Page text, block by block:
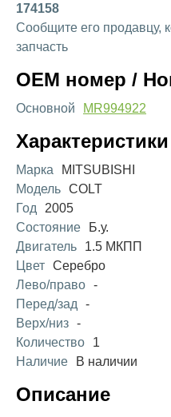
174158
Сообщите его продавцу,
запчасть
OEM номер /
Основной MR994922
Характеристики
Марка
MITSUBISHI
Модель COLT
Год
2005
Состояние
Б.у.
Двигатель
1.5 МКПП
Цвет Серебро
Лево/право -
Перед/зад
-
Верх/низ -
Количество
1
Наличие
В наличии
Описание